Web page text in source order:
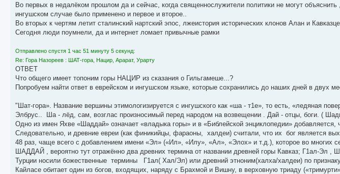
Во первых в недалёком прошлом да и сейчас, когда священнослужители политики не могут
ингушском случае было применено и первое и второе..
Во вторых к чертям летит сталинский нартский эпос, лжеистория исторических клонов Алан и
Сегодня люди поумнели, да и интернет ломает привычные рамки
Отправлено спустя 1 час 51 минуту 5 секунд:
Re: Гора Назореев : ШАТ-гора, Нацир, Арарат, Урарту
ОТВЕТ
Что общего имеет топоним горы НАЦИР из сказания о Гильгамеше...?
Попробуем найти ответ в еврейском и ингушском языке, которые сохранились до наших дней в двух
"Шат-гора». Название вершины этимологизируется с ингушского как «ша - т1е», то есть, «ледяная
Элбрус.. Ша - лёд, сам, возглас произносимый перед народом на возвещении . Дай - отцы, боги. (
Одно из имен Яхве «Шаддай» означает «владыка горы» и в «Библейской энциклопедии» добавляется,
Следовательно, и древние евреи (как финикийцы, фараоны, халдеи) считали, что их бог является
48 раз, чаще всего с добавлением имени «Эл» («Ил», «Илу», «Ал», «Элох» и т.д.), которое во многих
ШАДДАЙ , вероятно тут отражённо два древних термина от названии древней горы Кавказ; Г1ал-
Турции носили божественные термины Г1ал( Хал/Эл) или древний этноним(халха/халдеи) по
Кайласе обитает один из богов, входящих, наряду с Брахмой и Вишну, в верховную триаду